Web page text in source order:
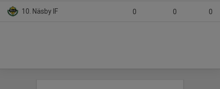
10. Näsby IF 0 0 0